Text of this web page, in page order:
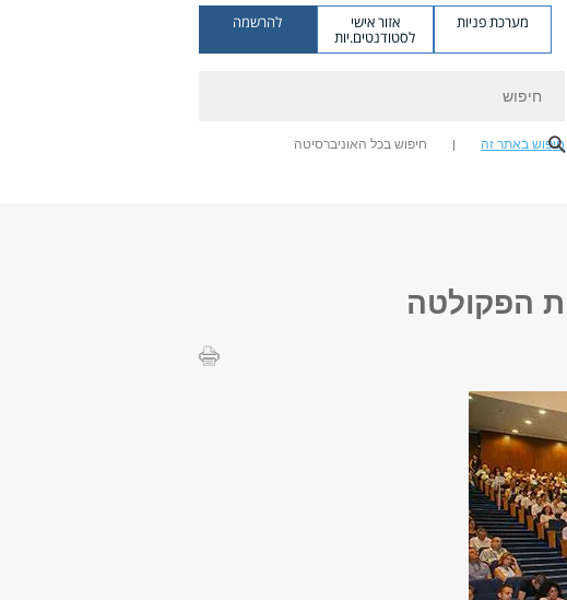
מערכת פניות אזור אישי
לסטודנטים.יות
להרשמה
חיפוש באתר זה חיפוש בכל האוניברסיטה